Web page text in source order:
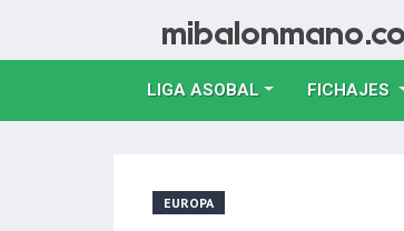
LIGA ASOBAL FICHAJES
EUROPA